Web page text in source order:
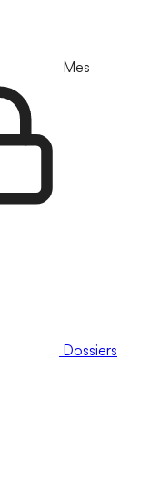
Mes
Dossiers